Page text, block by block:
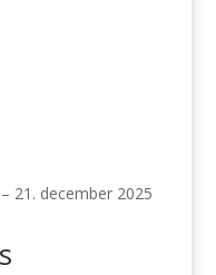
21. december 2025